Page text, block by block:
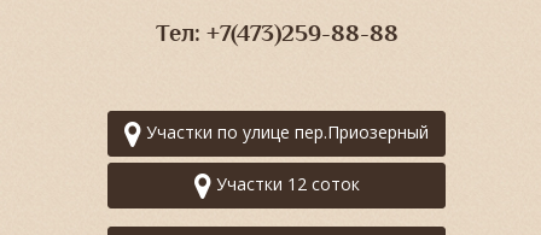
Тел: +7(473)259-88-88
Участки по улице пер.Приозерный
Участки 12 соток